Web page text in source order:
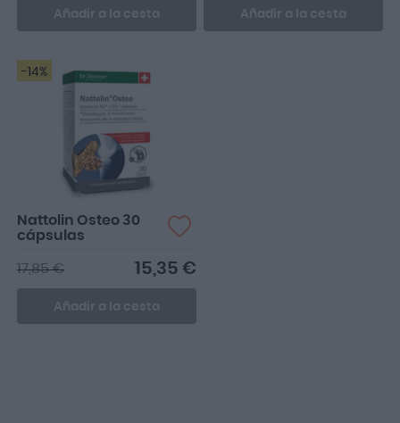
Añadir a la cesta Añadir a la cesta
-14%
Nattolin Osteo 30
cápsulas
15,35 €
17,85 €
Añadir a la cesta